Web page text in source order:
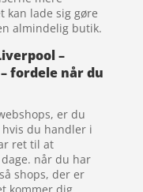
kan lade sig gøre
almindelig butik.
–
fordele når du
er du
du handler i
ret til at
når du har
shops, der er